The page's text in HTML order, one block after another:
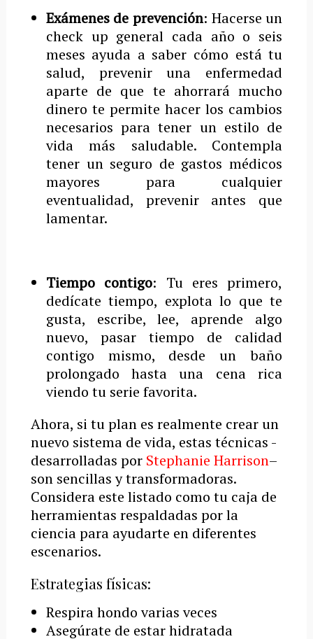
Exámenes de prevención: Hacerse un
check up general cada año o seis
meses ayuda a saber cómo está tu
salud, prevenir una enfermedad
aparte de que te ahorrará mucho
dinero te permite hacer los cambios
necesarios para tener un estilo de
vida más saludable. Contempla
tener un seguro de gastos médicos
mayores para cualquier
eventualidad, prevenir antes que
lamentar.
Tiempo contigo: Tu eres primero,
dedícate tiempo, explota lo que te
gusta, escribe, lee, aprende algo
nuevo, pasar tiempo de calidad
contigo mismo, desde un baño
prolongado hasta una cena rica
viendo tu serie favorita.
Ahora, si tu plan es realmente crear un
nuevo sistema de vida, estas técnicas -
desarrolladas por Stephanie Harrison–
son sencillas y transformadoras.
Considera este listado como tu caja de
herramientas respaldadas por la
ciencia para ayudarte en diferentes
escenarios.
Estrategias físicas:
Respira hondo varias veces
Asegúrate de estar hidratada